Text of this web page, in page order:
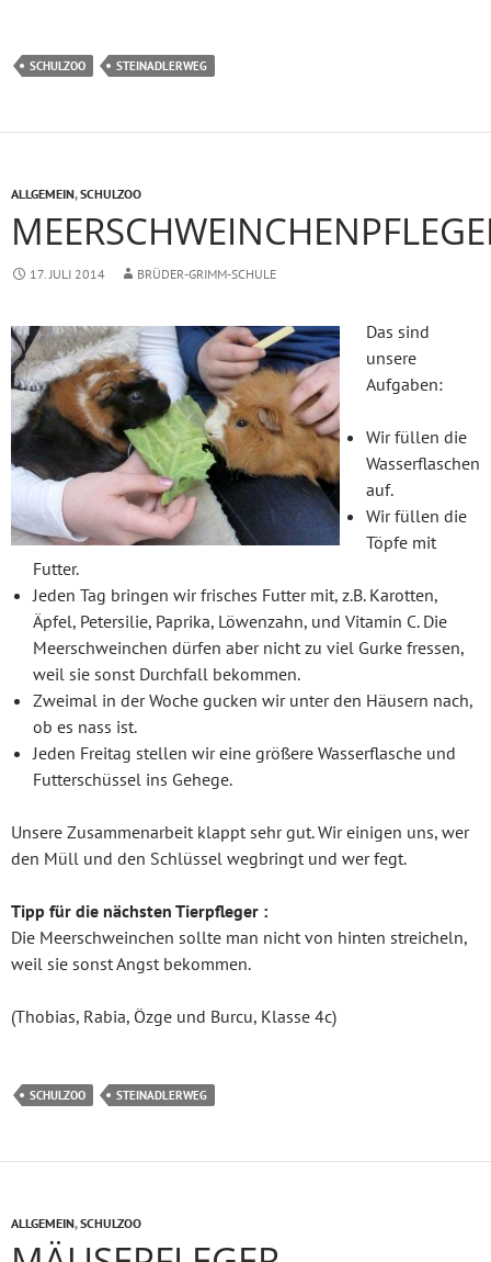
SCHULZOO STEINADLERWEG
ALLGEMEIN,SCHULZOO
17. JULI 2014 BRÜDER-GRIMM-SCHULE
Das sind
unsere
Aufgaben:
Wir füllen die
Wasserflaschen
auf.
Wir füllen die
Töpfe mit
Futter.
Jeden Tag bringen wir frisches Futter mit, z.B. Karotten,
Äpfel, Petersilie, Paprika, Löwenzahn, und Vitamin C. Die
Meerschweinchen dürfen aber nicht zu viel Gurke fressen,
weil sie sonst Durchfall bekommen.
Zweimal in der Woche gucken wir unter den Häusern nach,
ob es nass ist.
Jeden Freitag stellen wir eine größere Wasserflasche und
Futterschüssel ins Gehege.
Unsere Zusammenarbeit klappt sehr gut. Wir einigen uns, wer
den Müll und den Schlüssel wegbringt und wer fegt.
Tipp für die nächsten Tierpfleger :
Die Meerschweinchen sollte man nicht von hinten streicheln,
weil sie sonst Angst bekommen.
(Thobias, Rabia, Özge und Burcu, Klasse 4c)
SCHULZOO STEINADLERWEG
ALLGEMEIN,SCHULZOO